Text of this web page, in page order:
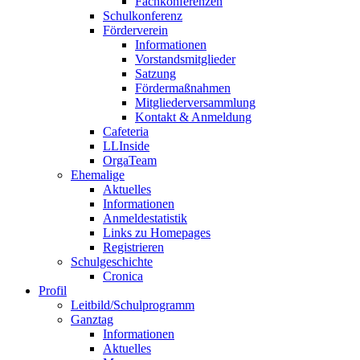
Schulkonferenz
Förderverein
Informationen
Vorstandsmitglieder
Satzung
Fördermaßnahmen
Mitgliederversammlung
Kontakt & Anmeldung
Cafeteria
LLInside
OrgaTeam
Ehemalige
Aktuelles
Informationen
Anmeldestatistik
Links zu Homepages
Registrieren
Schulgeschichte
Cronica
Profil
Leitbild/Schulprogramm
Ganztag
Informationen
Aktuelles